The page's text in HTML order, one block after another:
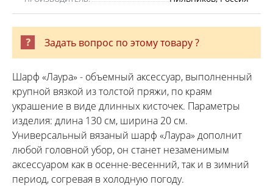
Задать вопрос по этому товару ?
Шарф «Лаура» - объемный аксессуар, выполненный
крупной вязкой из толстой пряжи, по краям
украшение в виде длинных кисточек. Параметры
изделия: длина 130 см, ширина 20 см.
Универсальный вязаный шарф «Лаура» дополнит
любой головной убор, он станет незаменимым
аксессуаром как в осенне-весенний, так и в зимний
период, согревая в холодную погоду.